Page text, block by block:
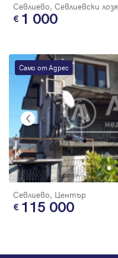
Севлиево, Севлиевски лозя
1 000
Само от Адрес
Севлиево, Център
115 000